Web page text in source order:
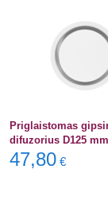
Priglaistomas
difuzorius D125 mm
47,80 €